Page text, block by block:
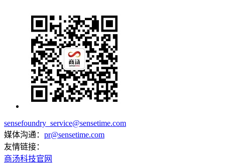
sensefoundry_service@sensetime.com
媒体沟通： pr@sensetime.com
友情链接：
商汤科技官网